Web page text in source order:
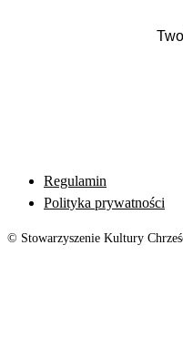
Regulamin
Polityka prywatności
© Stowarzyszenie Kultury